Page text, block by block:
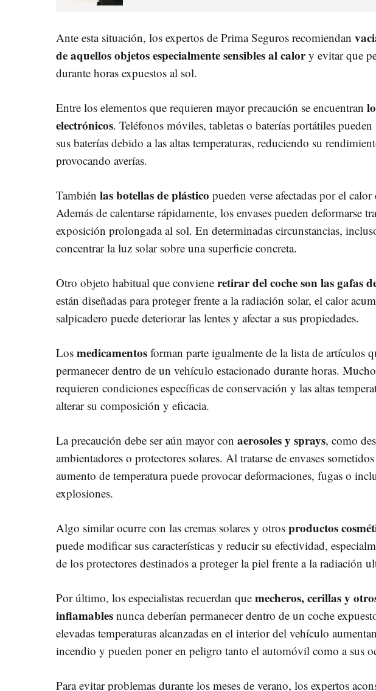
Ante esta situación, los expertos de Prima Seguros recomiendan
de aquellos objetos especialmente sensibles al calory evitar que
durante horas expuestos al sol.
Entre los elementos que requieren mayor precaución se encuentran
electrónicos. Teléfonos móviles, tabletas o baterías portátiles
sus baterías debido a las altas temperaturas, reduciendo su
provocando averías.
También las botellas de plástico pueden verse afectadas por el calor
Además de calentarse rápidamente, los envases pueden deformarse
exposición prolongada al sol. En determinadas circunstancias,
concentrar la luz solar sobre una superficie concreta.
Otro objeto habitual que conviene retirar del coche son las gafas
están diseñadas para proteger frente a la radiación solar, el calor
salpicadero puede deteriorar las lentes y afectar a sus propiedades.
Los medicamentos forman parte igualmente de la lista de artículos
permanecer dentro de un vehículo estacionado durante horas.
requieren condiciones específicas de conservación y las altas
alterar su composición y eficacia.
La precaución debe ser aún mayor con aerosoles y sprays, como
ambientadores o protectores solares. Al tratarse de envases
aumento de temperatura puede provocar deformaciones, fugas o
explosiones.
Algo similar ocurre con las cremas solares y otros productos
puede modificar sus características y reducir su efectividad,
de los protectores destinados a proteger la piel frente a la radiación
Por último, los especialistas recuerdan que mecheros, cerillas y
inflamables nunca deberían permanecer dentro de un coche
elevadas temperaturas alcanzadas en el interior del vehículo
incendio y pueden poner en peligro tanto el automóvil como a sus
Para evitar problemas durante los meses de verano, los expertos